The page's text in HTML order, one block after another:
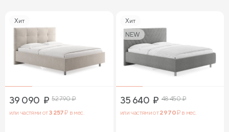
Хит
39 090 ₽ 52 790₽
или частями от3 257₽ в мес.
Хит
NEW
35 640 ₽ 48 450₽
или частями от2 970₽ в мес.